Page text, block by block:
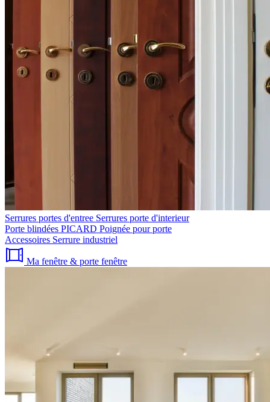
Serrures portes d'entree Serrures porte d'interieur
Porte blindées PICARD Poignée pour porte
Accessoires Serrure industriel
Ma fenêtre & porte fenêtre